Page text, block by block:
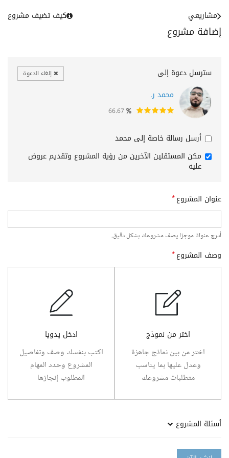
إضافة مشروع
مشاريعي كيف تضيف مشروع
سترسل دعوة إلى إلغاء الدعوة
محمد ر.
أرسل رسالة خاصة إلى محمد
مكن المستقلين الآخرين من رؤية المشروع وتقديم عروض
عليه
عنوان المشروع*
أدرج عنوانا موجزا يصف مشروعك بشكل دقيق.
وصف المشروع*
اختر من نموذج
اختر من بين نماذج جاهزة
وعدل عليها بما يناسب
متطلبات مشروعك
ادخل يدويا
اكتب بنفسك وصف وتفاصيل
المشروع وحدد المهام
المطلوب إنجازها
أسئلة المشروع